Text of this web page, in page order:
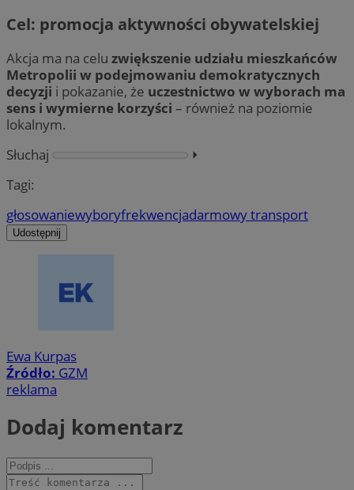
Cel: promocja aktywności obywatelskiej
Akcja ma na celu zwiększenie udziału mieszkańców
Metropolii w podejmowaniu demokratycznych
decyzji i pokazanie, że uczestnictwo w wyborach ma
sens i wymierne korzyści – również na poziomie
lokalnym.
Słuchaj
⏵︎
Tagi:
głosowaniewyboryfrekwencjadarmowy transport
Udostępnij
Ewa Kurpas
Źródło: GZM
reklama
Dodaj komentarz